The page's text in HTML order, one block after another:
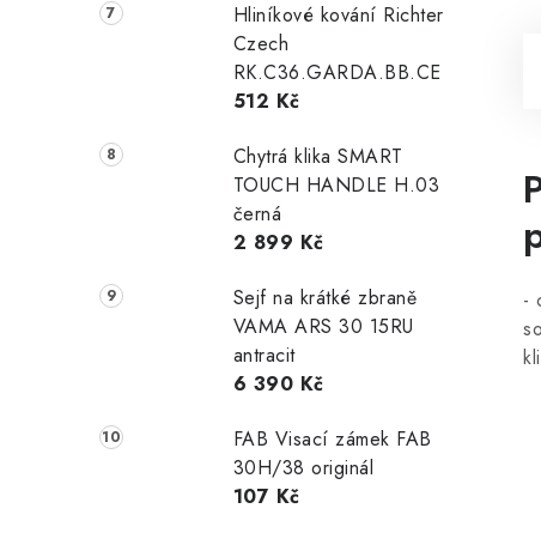
Hliníkové kování Richter
Czech
RK.C36.GARDA.BB.CE
512 Kč
Chytrá klika SMART
TOUCH HANDLE H.03
černá
2 899 Kč
Sejf na krátké zbraně
VAMA ARS 30 15RU
antracit
6 390 Kč
FAB Visací zámek FAB
30H/38 originál
107 Kč
-